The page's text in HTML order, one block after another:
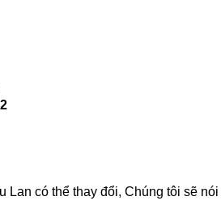
Lan có thể thay đổi, Chúng tôi sẽ